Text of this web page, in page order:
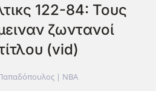
122-84: Τους
ζωντανοί
(vid)
| NBA